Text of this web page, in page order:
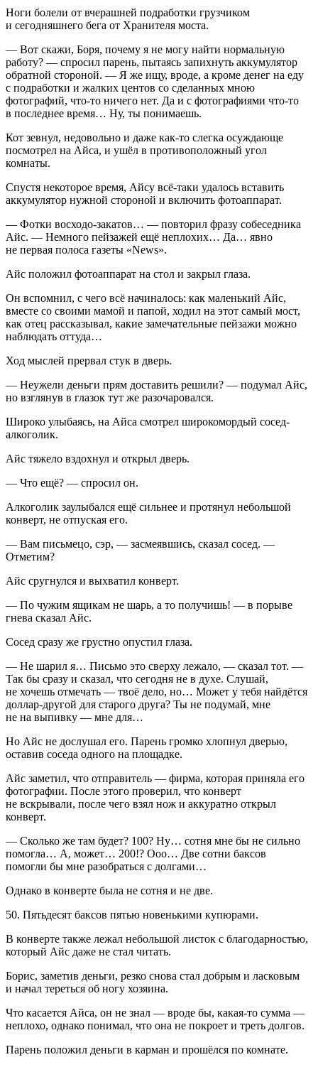
Ноги болели от вчерашней подработки грузчиком
и сегодняшнего бега от Хранителя моста.
— Вот скажи, Боря, почему я не могу найти нормальную
работу? — спросил парень, пытаясь запихнуть аккумулятор
обратной стороной. — Я же ищу, вроде, а кроме денег на еду
с подработки и жалких центов со сделанных мною
фотографий, что-то ничего нет. Да и с фотографиями что-то
в последнее время… Ну, ты понимаешь.
Кот зевнул, недовольно и даже как-то слегка осуждающе
посмотрел на Айса, и ушёл в противоположный угол
комнаты.
Спустя некоторое время, Айсу всё-таки удалось вставить
аккумулятор нужной стороной и включить фотоаппарат.
— Фотки восходо-закатов… — повторил фразу собеседника
Айс. — Немного пейзажей ещё неплохих… Да… явно
не первая полоса газеты «News».
Айс положил фотоаппарат на стол и закрыл глаза.
Он вспомнил, с чего всё начиналось: как маленький Айс,
вместе со своими мамой и папой, ходил на этот самый мост,
как отец рассказывал, какие замечательные пейзажи можно
наблюдать оттуда…
Ход мыслей прервал стук в дверь.
— Неужели деньги прям доставить решили? — подумал Айс,
но взглянув в глазок тут же разочаровался.
Широко улыбаясь, на Айса смотрел широкомордый сосед-
алкоголик.
Айс тяжело вздохнул и открыл дверь.
— Что ещё? — спросил он.
Алкоголик заулыбался ещё сильнее и протянул небольшой
конверт, не отпуская его.
— Вам письмецо, сэр, — засмеявшись, сказал сосед. —
Отметим?
Айс сругнулся и выхватил конверт.
— По чужим ящикам не шарь, а то получишь! — в порыве
гнева сказал Айс.
Сосед сразу же грустно опустил глаза.
— Не шарил я… Письмо это сверху лежало, — сказал тот. —
Так бы сразу и сказал, что сегодня не в духе. Слушай,
не хочешь отмечать — твоё дело, но… Может у тебя найдётся
доллар-другой для старого друга? Ты не подумай, мне
не на выпивку — мне для…
Но Айс не дослушал его. Парень громко хлопнул дверью,
оставив соседа одного на площадке.
Айс заметил, что отправитель — фирма, которая приняла его
фотографии. После этого проверил, что конверт
не вскрывали, после чего взял нож и аккуратно открыл
конверт.
— Сколько же там будет? 100? Ну… сотня мне бы не сильно
помогла… А, может… 200!? Ооо… Две сотни баксов
помогли бы мне разобраться с долгами…
Однако в конверте была не сотня и не две.
50. Пятьдесят баксов пятью новенькими купюрами.
В конверте также лежал небольшой листок с благодарностью,
который Айс даже не стал читать.
Борис, заметив деньги, резко снова стал добрым и ласковым
и начал тереться об ногу хозяина.
Что касается Айса, он не знал — вроде бы, какая-то сумма —
неплохо, однако понимал, что она не покроет и треть долгов.
Парень положил деньги в карман и прошёлся по комнате.